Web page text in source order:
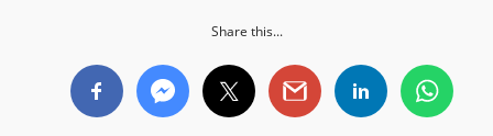
Share this...